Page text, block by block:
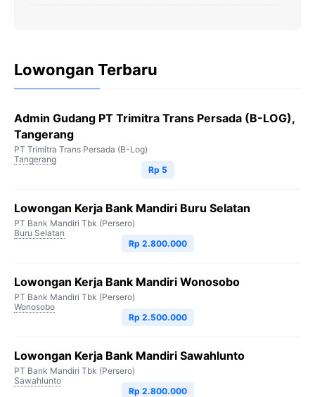
Lowongan Terbaru
Admin Gudang PT Trimitra Trans Persada (B-LOG),
Tangerang
PT Trimitra Trans Persada (B-Log)
Tangerang
Rp 5
Lowongan Kerja Bank Mandiri Buru Selatan
PT Bank Mandiri Tbk (Persero)
Buru Selatan
Rp 2.800.000
Lowongan Kerja Bank Mandiri Wonosobo
PT Bank Mandiri Tbk (Persero)
Wonosobo
Rp 2.500.000
Lowongan Kerja Bank Mandiri Sawahlunto
PT Bank Mandiri Tbk (Persero)
Sawahlunto
Rp 2.800.000